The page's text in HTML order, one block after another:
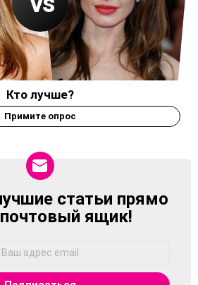
Кто лучше?
Примите опрос
статьи прямо
ящик!